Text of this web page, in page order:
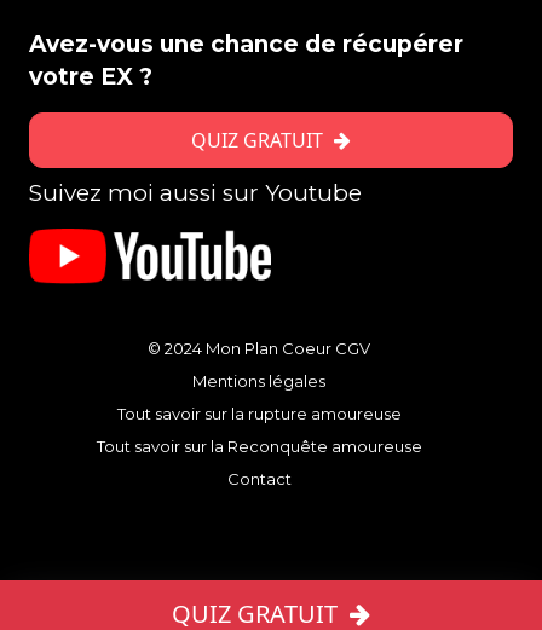
QUIZ GRATUIT
Avez-vous une chance de récupérer
votre EX ?
QUIZ GRATUIT
Suivez moi aussi sur Youtube
© 2024 Mon Plan Coeur CGV
Mentions légales
Tout savoir sur la rupture amoureuse
Tout savoir sur la Reconquête amoureuse
Contact